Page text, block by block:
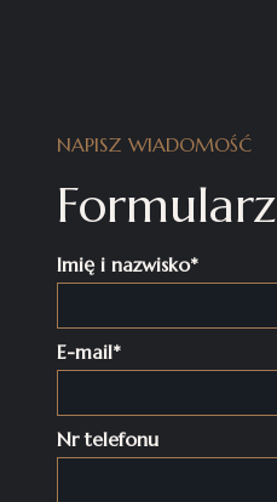
NAPISZ WIADOMOŚĆ
Formularz
Imię i nazwisko*
E-mail*
Nr telefonu